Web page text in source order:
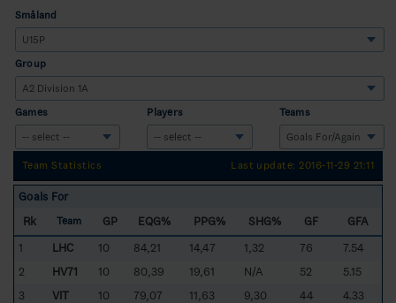
Småland
Group
Games Players Teams
Team Statistics Last update: 2016-11-29 21:11
Goals For
Rk
Team GP EQG% PPG% SHG% GF
GFA
1
LHC 10 84,21 14,47 1,32 76
7.54
2
HV71 10 80,39 19,61 N/A 52
5.15
3
VIT 10 79,07 11,63 9,30 44
4.33